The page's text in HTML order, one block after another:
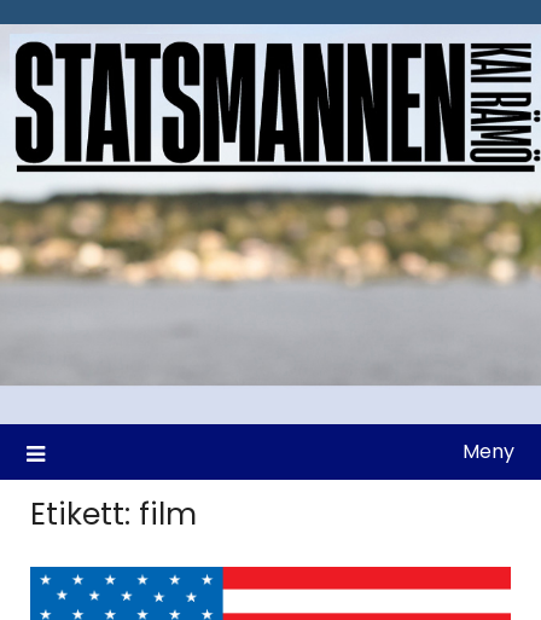
till
Meny
Etikett: film